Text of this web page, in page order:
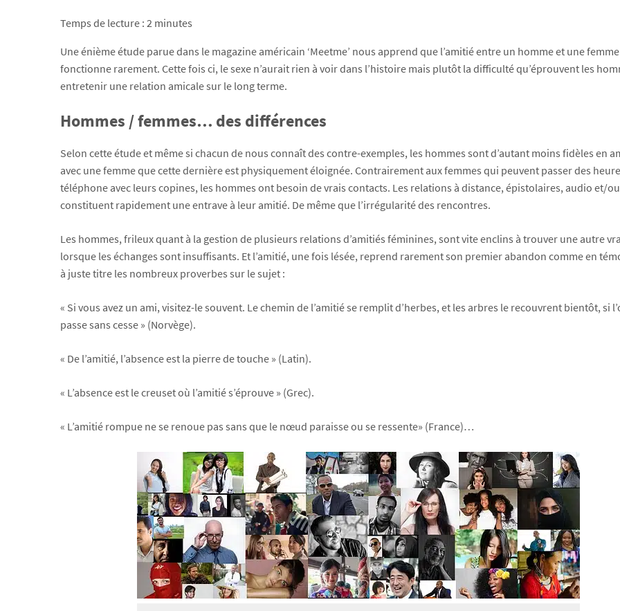
Temps de lecture : 2 minutes
Une énième étude parue dans le magazine américain ‘Meetme’ nous apprend que l’amitié entre un homme et une femme
fonctionne rarement. Cette fois ci, le sexe n’aurait rien à voir dans l’histoire mais plutôt la difficulté qu’éprouvent les
entretenir une relation amicale sur le long terme.
Hommes / femmes… des différences
Selon cette étude et même si chacun de nous connaît des contre-exemples, les hommes sont d’autant moins fidèles en
avec une femme que cette dernière est physiquement éloignée. Contrairement aux femmes qui peuvent passer des
téléphone avec leurs copines, les hommes ont besoin de vrais contacts. Les relations à distance, épistolaires, audio et/
constituent rapidement une entrave à leur amitié. De même que l’irrégularité des rencontres.
Les hommes, frileux quant à la gestion de plusieurs relations d’amitiés féminines, sont vite enclins à trouver une autre
lorsque les échanges sont insuffisants. Et l’amitié, une fois lésée, reprend rarement son premier abandon comme en
à juste titre les nombreux proverbes sur le sujet :
« Si vous avez un ami, visitez-le souvent. Le chemin de l’amitié se remplit d’herbes, et les arbres le recouvrent bientôt, si
passe sans cesse » (Norvège).
« De l’amitié, l’absence est la pierre de touche » (Latin).
« L’absence est le creuset où l’amitié s’éprouve » (Grec).
« L’amitié rompue ne se renoue pas sans que le nœud paraisse ou se ressente» (France)…